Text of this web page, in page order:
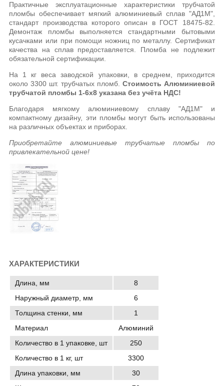
Практичные эксплуатационные характеристики трубчатой
пломбы обеспечивает мягкий алюминиевый сплав "АД1М",
стандарт производства которого описан в ГОСТ 18475-82.
Демонтаж пломбы выполняется стандартными бытовыми
кусачками или при помощи ножниц по металлу. Сертификат
качества на сплав предоставляется. Пломба не подлежит
обязательной сертификации.
На 1 кг веса заводской упаковки, в среднем, приходится
около 3300 шт. трубчатых пломб. Стоимость Алюминиевой
трубчатой пломбы 1-6х8 указана без учёта НДС!
Благодаря мягкому алюминиевому сплаву "АД1М" и
компактному дизайну, эти пломбы могут быть использованы
на различных объектах и приборах.
Приобретайте алюминиевые трубчатые пломбы по
привлекательной цене!
ХАРАКТЕРИСТИКИ
Длина, мм
8
Наружный диаметр, мм
6
Толщина стенки, мм
1
Материал
Алюминий
Количество в 1 упаковке, шт
250
Количество в 1 кг, шт
3300
Длина упаковки, мм
30